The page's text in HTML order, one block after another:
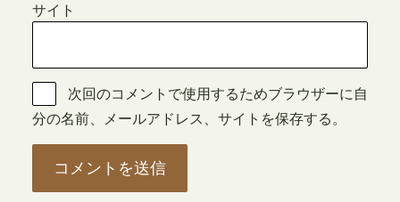
サイト
次回のコメントで使用するためブラウザーに自
分の名前、メールアドレス、サイトを保存する。